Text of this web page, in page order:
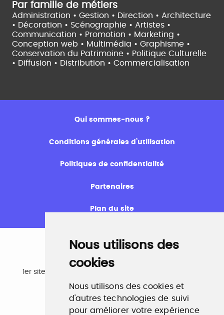
Nous utilisons des
cookies
Nous utilisons des cookies et
d'autres technologies de suivi
pour améliorer votre expérience
Par famille de métiers
Administration • Gestion • Direction • Architecture
• Décoration • Scénographie • Artistes •
Communication • Promotion • Marketing •
Conception web • Multimédia • Graphisme •
Conservation du Patrimoine • Politique Culturelle
• Diffusion • Distribution • Commercialisation
Qui sommes-nous ?
Conditions générales d’utilisation
Politiques de confidentialité
Partenaires
Plan du site
Emploi
1er site emploi du secteur culturel 784.000 visites et
www.profilculture.com